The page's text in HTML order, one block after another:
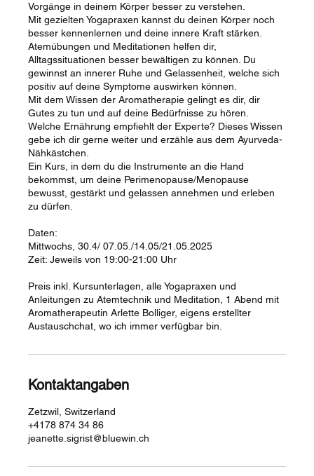
Vorgänge in deinem Körper besser zu verstehen.
Mit gezielten Yogapraxen kannst du deinen Körper noch
besser kennenlernen und deine innere Kraft stärken.
Atemübungen und Meditationen helfen dir,
Alltagssituationen besser bewältigen zu können. Du
gewinnst an innerer Ruhe und Gelassenheit, welche sich
positiv auf deine Symptome auswirken können.
Mit dem Wissen der Aromatherapie gelingt es dir, dir
Gutes zu tun und auf deine Bedürfnisse zu hören.
Welche Ernährung empfiehlt der Experte? Dieses Wissen
gebe ich dir gerne weiter und erzähle aus dem Ayurveda-
Nähkästchen.
Ein Kurs, in dem du die Instrumente an die Hand
bekommst, um deine Perimenopause/Menopause
bewusst, gestärkt und gelassen annehmen und erleben
zu dürfen.
Daten:
Mittwochs, 30.4/ 07.05./14.05/21.05.2025
Zeit: Jeweils von 19:00-21:00 Uhr
Preis inkl. Kursunterlagen, alle Yogapraxen und
Anleitungen zu Atemtechnik und Meditation, 1 Abend mit
Aromatherapeutin Arlette Bolliger, eigens erstellter
Austauschchat, wo ich immer verfügbar bin.
Kontaktangaben
Zetzwil, Switzerland
+4178 874 34 86
jeanette.sigrist@bluewin.ch